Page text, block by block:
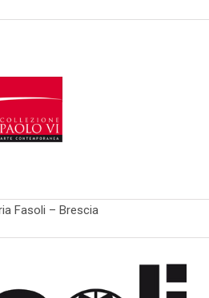
Fasoli – Brescia